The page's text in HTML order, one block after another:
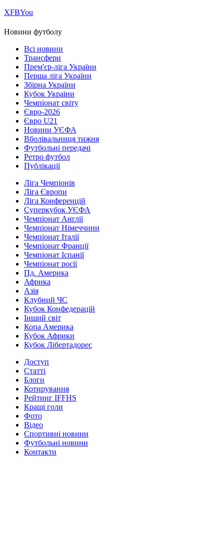
ХFBYou
Новини футболу
Всі новини
Трансфери
Прем'єр-ліга України
Перша ліга України
Збірна України
Кубок України
Чемпіонат світу
Євро-2026
Євро U21
Новини УЄФА
Вболівальниця тижня
Футбольні передачі
Ретро футбол
Публікації
Ліга Чемпіонів
Ліга Європи
Ліга Конференцій
Суперкубок УЄФА
Чемпіонат Англії
Чемпіонат Німеччини
Чемпіонат Італії
Чемпіонат Франції
Чемпіонат Іспанії
Чемпіонат росії
Пд. Америка
Африка
Азія
Клубний ЧС
Кубок Конфедерацій
Інший світ
Копа Америка
Кубок Африки
Кубок Лібертадорес
Доступ
Статті
Блоги
Котирування
Рейтинг IFFHS
Кращі голи
Фото
Відео
Спортивні новини
Футбольні новини
Контакти